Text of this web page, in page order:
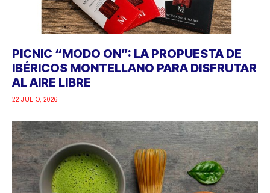
PICNIC “MODO ON”: LA PROPUESTA DE
IBÉRICOS MONTELLANO PARA DISFRUTAR
AL AIRE LIBRE
22 JULIO, 2026